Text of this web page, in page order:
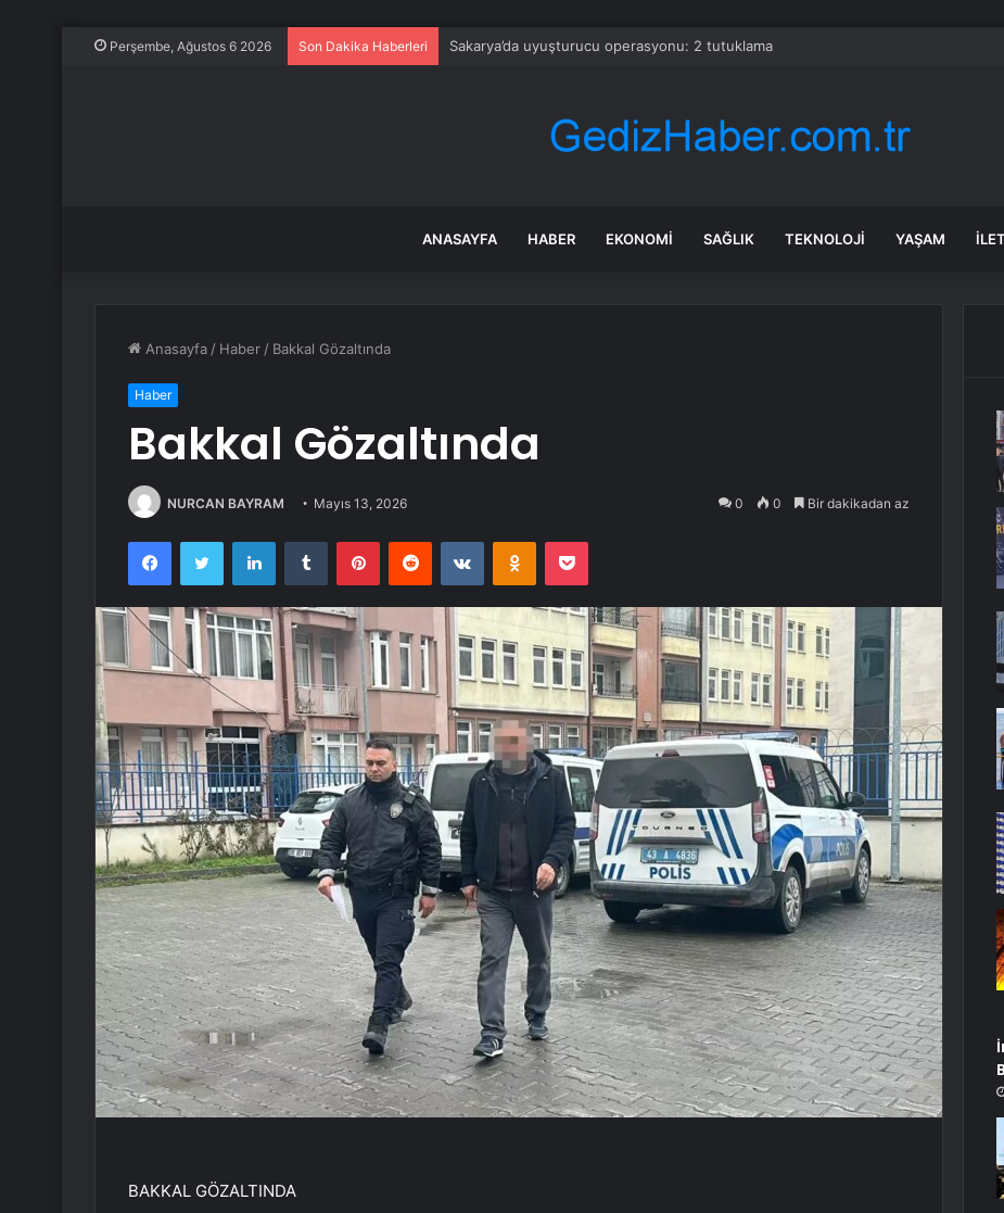
Perşembe, Ağustos 6 2026 Son Dakika Haberleri Sakarya’da uyuşturucu operasyonu: 2 tutuklama
ANASAYFA HABER EKONOMI SAĞLIK TEKNOLOJI YAŞAM
Anasayfa / Haber / Bakkal Gözaltında
Haber
Bakkal Gözaltında
NURCAN BAYRAM Mayıs 13, 2026 0 0 Bir dakikadan az
FacebookTwitter LinkedInTumblr PinterestReddit VKontakteOdnoklassniki
Pocket
BAKKAL GÖZALTINDA